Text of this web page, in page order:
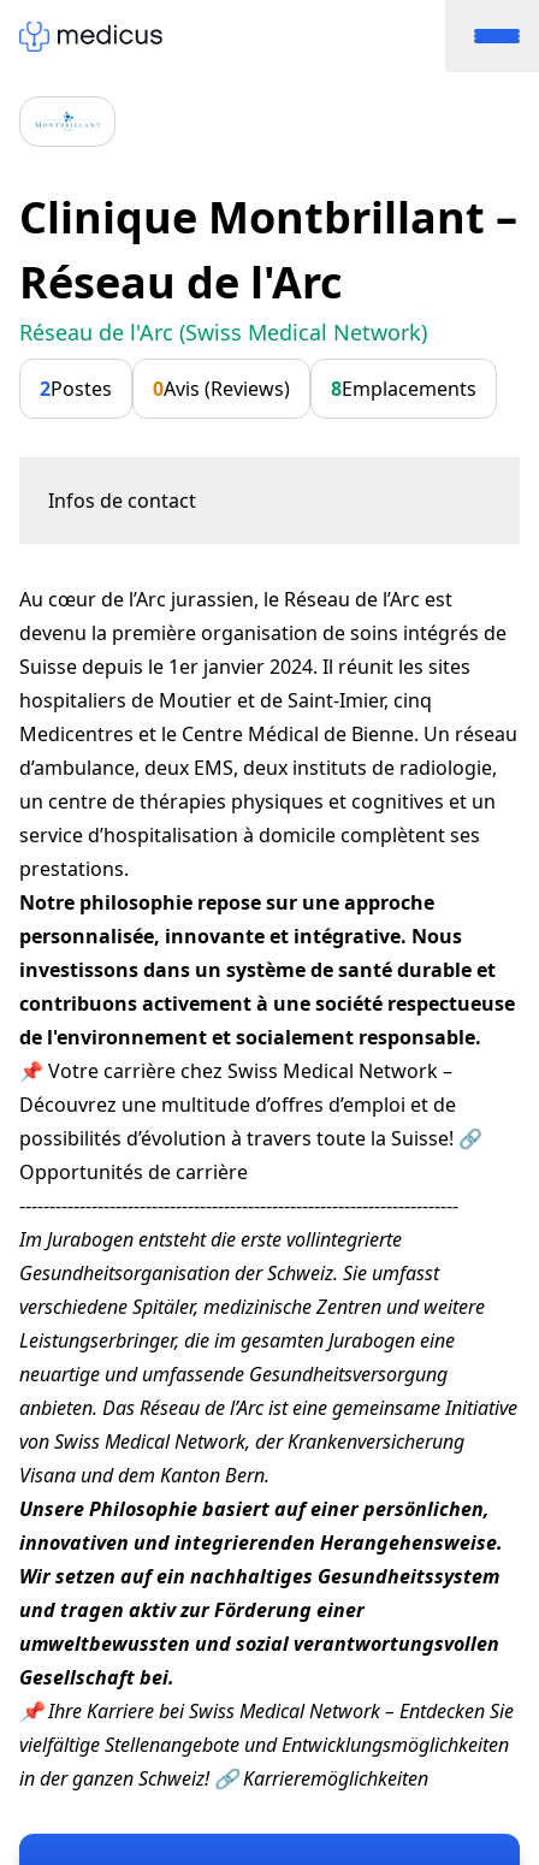
Clinique Montbrillant –
Réseau de l'Arc
Réseau de l'Arc (Swiss Medical Network)
2Postes 0Avis (Reviews) 8Emplacements
Infos de contact
peoplemanagement@swissmedical.net
+41 32 942 24 22
reseaudelarc.net
Au cœur de l’Arc jurassien, le Réseau de l’Arc est
devenu la première organisation de soins intégrés de
Suisse depuis le 1er janvier 2024. Il réunit les sites
hospitaliers de Moutier et de Saint-Imier, cinq
Medicentres et le Centre Médical de Bienne. Un réseau
d’ambulance, deux EMS, deux instituts de radiologie,
un centre de thérapies physiques et cognitives et un
service d’hospitalisation à domicile complètent ses
prestations.
Notre philosophie repose sur une approche
personnalisée, innovante et intégrative. Nous
investissons dans un système de santé durable et
contribuons activement à une société respectueuse
de l'environnement et socialement responsable.
📌 Votre carrière chez Swiss Medical Network –
Découvrez une multitude d’offres d’emploi et de
possibilités d’évolution à travers toute la Suisse! 🔗
Opportunités de carrière
-------------------------------------------------------------------------
Im Jurabogen entsteht die erste vollintegrierte
Gesundheitsorganisation der Schweiz. Sie umfasst
verschiedene Spitäler, medizinische Zentren und weitere
Leistungserbringer, die im gesamten Jurabogen eine
neuartige und umfassende Gesundheitsversorgung
anbieten. Das Réseau de l’Arc ist eine gemeinsame Initiative
von Swiss Medical Network, der Krankenversicherung
Visana und dem Kanton Bern.
Unsere Philosophie basiert auf einer persönlichen,
innovativen und integrierenden Herangehensweise.
Wir setzen auf ein nachhaltiges Gesundheitssystem
und tragen aktiv zur Förderung einer
umweltbewussten und sozial verantwortungsvollen
Gesellschaft bei.
📌 Ihre Karriere bei Swiss Medical Network – Entdecken Sie
vielfältige Stellenangebote und Entwicklungsmöglichkeiten
in der ganzen Schweiz! 🔗Karrieremöglichkeiten